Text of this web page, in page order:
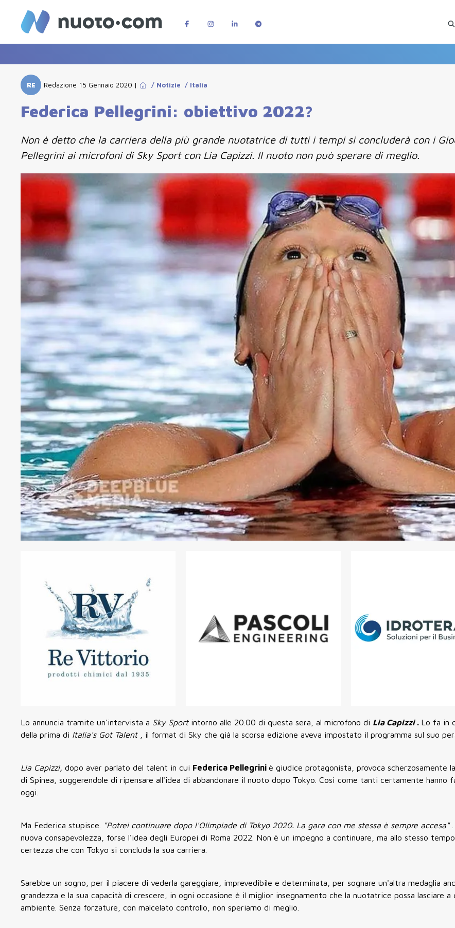
RE Redazione 15 Gennaio 2020 | / Notizie / Italia
Federica Pellegrini: obiettivo 2022?
Non è detto che la carriera della più grande nuotatrice di tutti i tempi si concluderà con i
Pellegrini ai microfoni di Sky Sport con Lia Capizzi. Il nuoto non può sperare di meglio.
Lo annuncia tramite un'intervista a Sky Sport intorno alle 20.00 di questa sera, al microfono di Lia Capizzi. Lo fa in
della prima di Italia's Got Talent , il format di Sky che già la scorsa edizione aveva impostato il programma sul suo
Lia Capizzi, dopo aver parlato del talent in cui Federica Pellegrini è giudice protagonista, provoca scherzosamente
di Spinea, suggerendole di ripensare all'idea di abbandonare il nuoto dopo Tokyo. Così come tanti certamente hanno
oggi.
Ma Federica stupisce. "Potrei continuare dopo l'Olimpiade di Tokyo 2020. La gara con me stessa è sempre accesa"
nuova consapevolezza, forse l'idea degli Europei di Roma 2022. Non è un impegno a continuare, ma allo stesso
certezza che con Tokyo si concluda la sua carriera.
Sarebbe un sogno, per il piacere di vederla gareggiare, imprevedibile e determinata, per sognare un'altra medaglia
grandezza e la sua capacità di crescere, in ogni occasione è il miglior insegnamento che la nuotatrice possa lasciare a
ambiente. Senza forzature, con malcelato controllo, non speriamo di meglio.